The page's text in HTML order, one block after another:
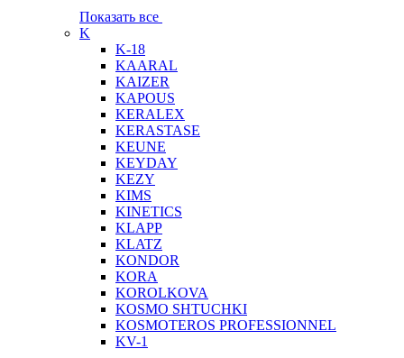
Показать все
K
K-18
KAARAL
KAIZER
KAPOUS
KERALEX
KERASTASE
KEUNE
KEYDAY
KEZY
KIMS
KINETICS
KLAPP
KLATZ
KONDOR
KORA
KOROLKOVA
KOSMO SHTUCHKI
KOSMOTEROS PROFESSIONNEL
KV-1